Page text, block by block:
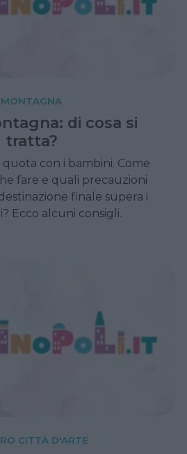
MONTAGNA
di cosa si
tratta?
con i bambini. Come
fare e quali precauzioni
finale supera i
Ecco alcuni consigli.
CITTÀ D'ARTE